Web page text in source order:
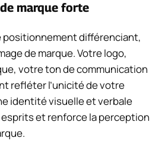
marque forte
positionnement différenciant,
de marque. Votre logo,
votre ton de communication
refléter l’unicité de votre
identité visuelle et verbale
et renforce la perception